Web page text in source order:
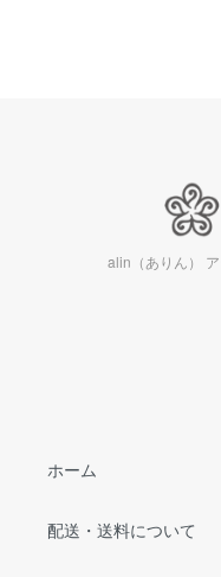
alin（ありん）
ホーム
配送・送料について